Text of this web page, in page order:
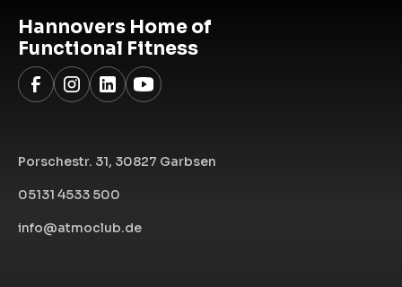
Hannovers Home of
Functional Fitness
Porschestr. 31, 30827 Garbsen
05131 4533 500
info@atmoclub.de